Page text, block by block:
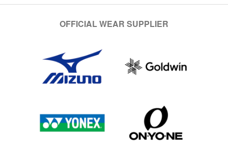
OFFICIAL WEAR SUPPLIER